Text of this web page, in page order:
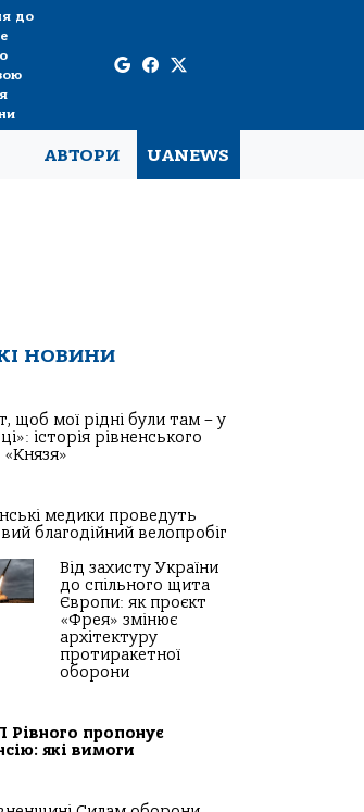
до
АВТОРИ UANEWS
НОВИНИ
щоб мої рідні були там – у
історія рівненського
«Князя»
медики проведуть
благодійний велопробіг
Від захисту України
до спільного щита
Європи: як проєкт
«Фрея» змінює
архітектуру
протиракетної
оборони
Рівного пропонує
які вимоги